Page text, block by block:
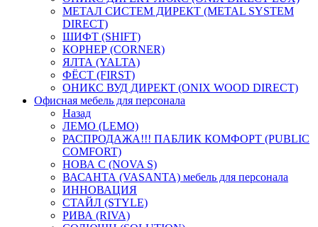
МЕТАЛ СИСТЕМ ДИРЕКТ (METAL SYSTEM
DIRECT)
ШИФТ (SHIFT)
КОРНЕР (CORNER)
ЯЛТА (YALTA)
ФЁСТ (FIRST)
ОНИКС ВУД ДИРЕКТ (ONIX WOOD DIRECT)
Офисная мебель для персонала
Назад
ЛЕМО (LEMO)
РАСПРОДАЖА!!! ПАБЛИК КОМФОРТ (PUBLIC
COMFORT)
НОВА С (NOVA S)
ВАСАНТА (VASANTA) мебель для персонала
ИННОВАЦИЯ
СТАЙЛ (STYLE)
РИВА (RIVA)